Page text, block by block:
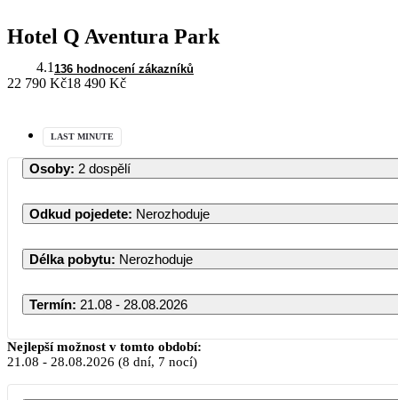
Hotel Q Aventura Park
4.1 136 hodnocení zákazníků
22 790 Kč18 490 Kč
LAST MINUTE
Osoby: 2 dospělí
Odkud pojedete: Nerozhoduje
Délka pobytu: Nerozhoduje
Termín: 21.08 - 28.08.2026
Nejlepší možnost v tomto období:
21.08 - 28.08.2026 (8 dní, 7 nocí)